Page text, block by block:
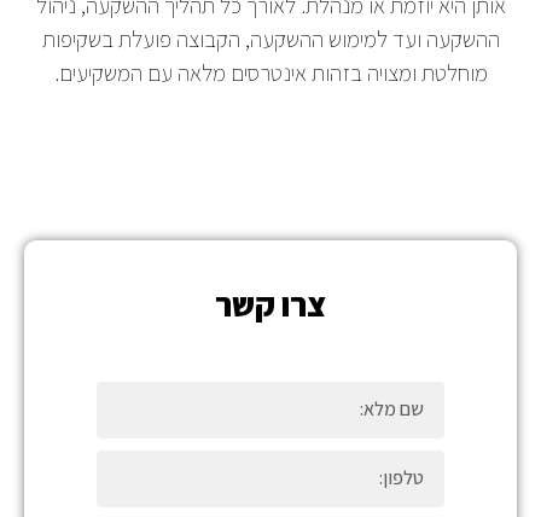
ההשקעה ועד למימוש ההשקעה, הקבוצה פועלת בשקיפות
מוחלטת ומצויה בזהות אינטרסים מלאה עם המשקיעים.
צרו קשר